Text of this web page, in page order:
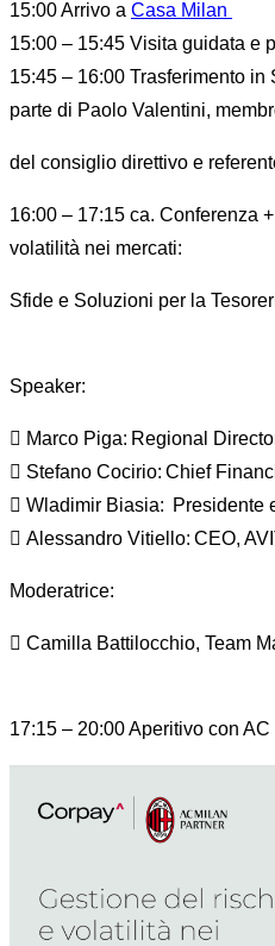
15:00 Arrivo a Casa Milan
15:00 – 15:45 Visita guidata e
15:45 – 16:00 Trasferimento in
parte di Paolo Valentini,
del consiglio direttivo e
16:00 – 17:15 ca. Conferenza
volatilità nei mercati:
Sfide e Soluzioni per la
Speaker:
 Marco Piga: Regional
 Stefano Cocirio: Chief
 Wladimir Biasia: Presidente
 Alessandro Vitiello: CEO,
Moderatrice:
 Camilla Battilocchio, Team
17:15 – 20:00 Aperitivo con